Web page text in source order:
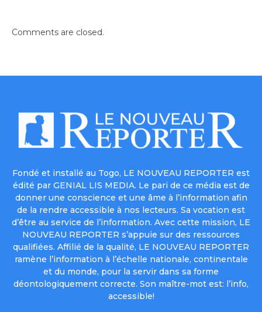
Comments are closed.
Fondé et installé au Togo, LE NOUVEAU REPORTER est
édité par GENIAL LIS MEDIA. Le pari de ce média est de
donner une conscience et une âme à l’information afin
de la rendre accessible à nos lecteurs. Sa vocation est
d’être au service de l’information. Avec cette mission, LE
NOUVEAU REPORTER s’appuie sur des ressources
qualifiées. Affilié de la qualité, LE NOUVEAU REPORTER
ramène l’information à l’échelle nationale, continentale
et du monde, pour la servir dans sa forme
déontologiquement correcte. Son maître-mot est: l’info,
accessible!